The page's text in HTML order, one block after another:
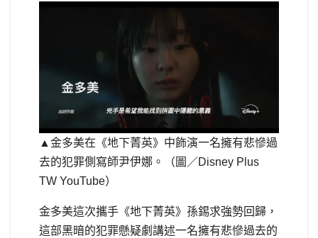
▲金多美在《地下菁英》中飾演一名擁有悲慘過
去的犯罪側寫師尹伊娜。（圖／Disney Plus
TW YouTube）
金多美這次攜手《地下菁英》孫錫求強勢回歸，
這部黑暗的犯罪懸疑劇講述一名擁有悲慘過去的